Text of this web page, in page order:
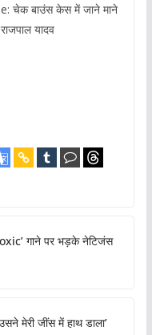
चेक बाउंस केस में जाने माने
यादव
गाने पर भड़के नेटिजंस
मेरी जींस में हाथ डाला’